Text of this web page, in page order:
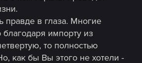
правде в глаза. Многие
благодаря импорту из
то полностью
как бы Вы этого не хотели -